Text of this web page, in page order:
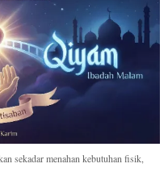
sekadar menahan kebutuhan fisik,